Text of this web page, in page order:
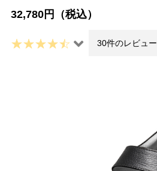
32,780円（税込）
30件のレビュー